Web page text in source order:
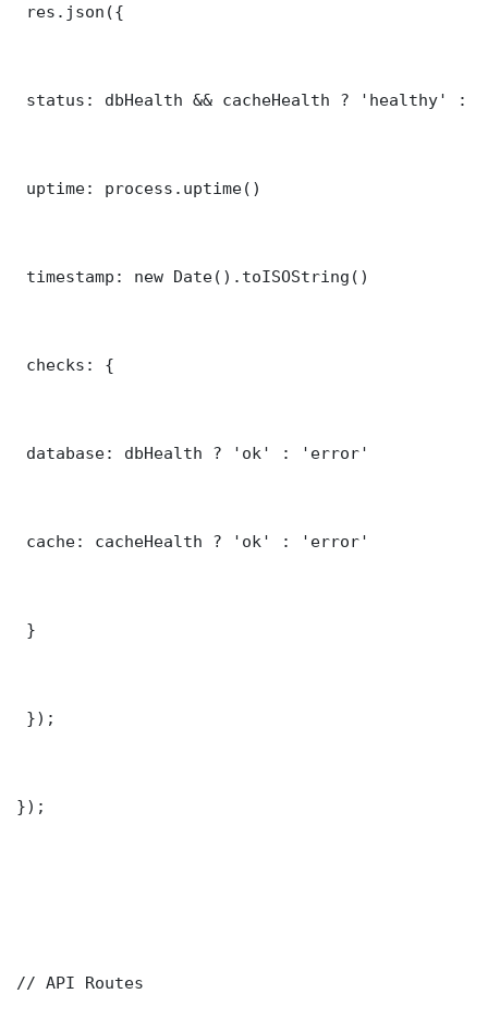
res.json({
status: dbHealth && cacheHealth ? 'healthy' :
uptime: process.uptime()
timestamp: new Date().toISOString()
checks: {
database: dbHealth ? 'ok' : 'error'
cache: cacheHealth ? 'ok' : 'error'
}
});
});
// API Routes